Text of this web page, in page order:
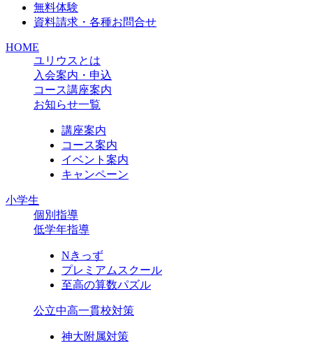
無料体験
資料請求・各種お問合せ
HOME
ユリウスとは
入会案内・申込
コース講座案内
お知らせ一覧
講座案内
コース案内
イベント案内
キャンペーン
小学生
個別指導
低学年指導
Nきっず
プレミアムスクール
至高の算数パズル
公立中高一貫校対策
神大附属対策